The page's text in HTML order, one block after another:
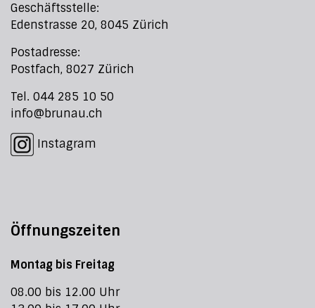
Geschäftsstelle:
Edenstrasse 20, 8045 Zürich
Postadresse:
Postfach, 8027 Zürich
Tel. 044 285 10 50
info@brunau.ch
Instagram
Öffnungszeiten
Montag bis Freitag
08.00 bis 12.00 Uhr